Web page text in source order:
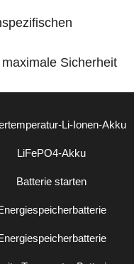
Sicherheit
Li-Ionen-Akku
LiFePO4-Akku
Batterie starten